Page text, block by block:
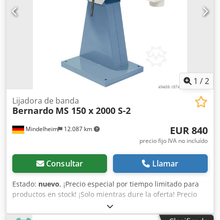
1000 mm Peso aproximado: 67 kg Producto nuevo, en
embalaje original.
1 /2
Mindelheim 12.087 km
Lijadora de banda
Bernardo MS 150 x 2000 S-2
EUR 840
precio fijo IVA no incluído
Consultar Llamar
Estado: nuevo, ¡Precio especial por tiempo limitado para
productos en stock! ¡Solo mientras dure la oferta! Precio
desde el almacén, IVA no incluido. Crodpfx Aqeb Hhh Djqsf
Lijadora de banda: Bernardo Tipo/Modelo: MS 150 x 2000